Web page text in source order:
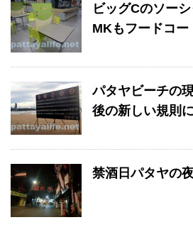
ビッグCのソー
MKもフードコー
パタヤビーチの
後の新しい規則
禁酒日パタヤの